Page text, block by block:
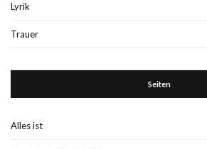
Lyrik
Trauer
Seiten
Alles ist